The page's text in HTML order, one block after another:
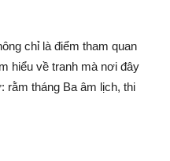
chỉ là điểm tham quan
hiểu về tranh mà nơi đây
rằm tháng Ba âm lịch, thi